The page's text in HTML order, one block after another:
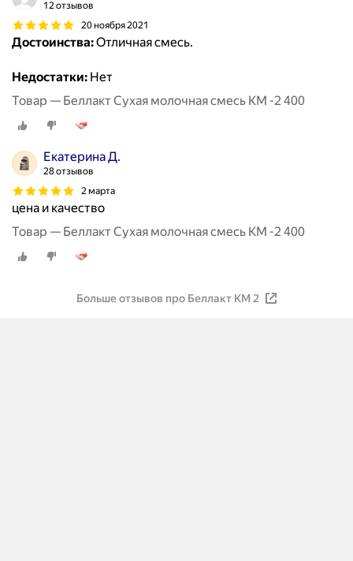
12 отзывов
20 ноября 2021
Достоинства:Отличная смесь.
Недостатки: Нет
Товар — Беллакт Сухая молочная смесь КМ -2 400
Екатерина Д.
28 отзывов
2 марта
цена и качество
Товар — Беллакт Сухая молочная смесь КМ -2 400
Больше отзывов про Беллакт КМ 2